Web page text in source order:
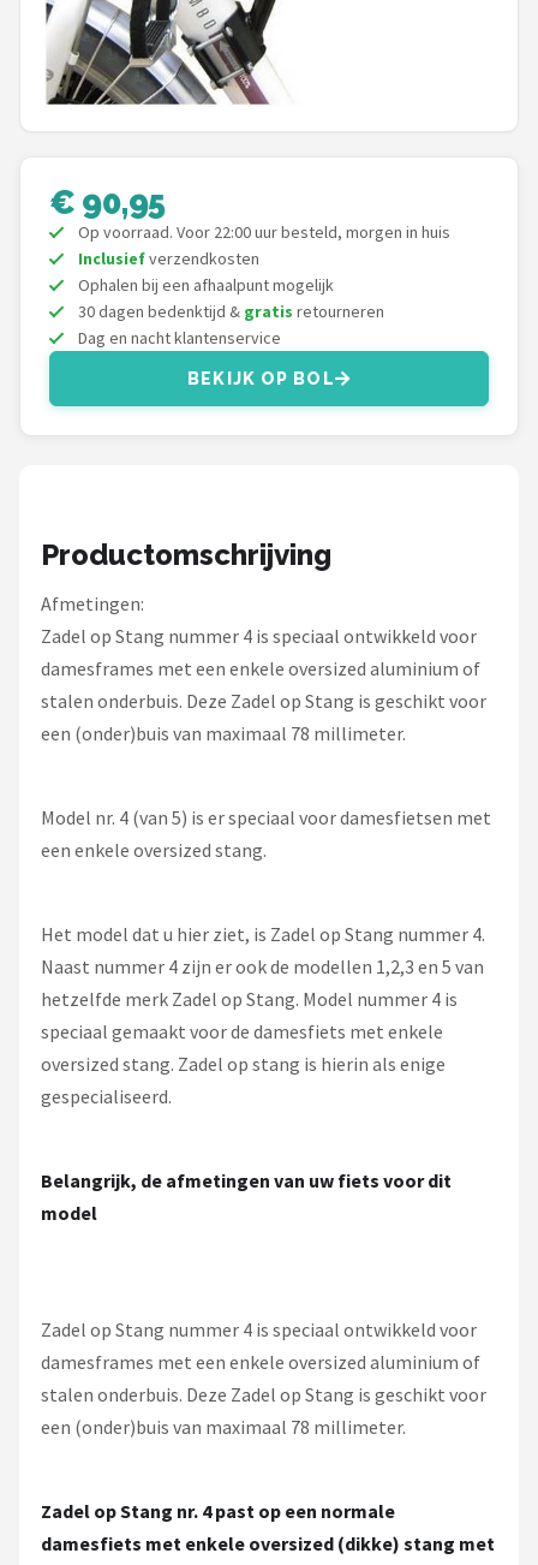
ABUS
AXA
New Looxs
BBB Cycling
Schwalbe
Voltano
€ 90,95
Op voorraad. Voor 22:00 uur besteld, morgen in huis
Inclusiefverzendkosten
Ophalen bij een afhaalpunt mogelijk
30 dagen bedenktijd & gratis retourneren
Dag en nacht klantenservice
BEKIJK OP BOL
Productomschrijving
Afmetingen:
Zadel op Stang nummer 4 is speciaal ontwikkeld voor
damesframes met een enkele oversized aluminium of
stalen onderbuis. Deze Zadel op Stang is geschikt voor
een (onder)buis van maximaal 78 millimeter.
Model nr. 4 (van 5) is er speciaal voor damesfietsen met
een enkele oversized stang.
Het model dat u hier ziet, is Zadel op Stang nummer 4.
Naast nummer 4 zijn er ook de modellen 1,2,3 en 5 van
hetzelfde merk Zadel op Stang. Model nummer 4 is
speciaal gemaakt voor de damesfiets met enkele
oversized stang. Zadel op stang is hierin als enige
gespecialiseerd.
Belangrijk, de afmetingen van uw fiets voor dit
model
Zadel op Stang nummer 4 is speciaal ontwikkeld voor
damesframes met een enkele oversized aluminium of
stalen onderbuis. Deze Zadel op Stang is geschikt voor
een (onder)buis van maximaal 78 millimeter.
Zadel op Stang nr. 4 past op een normale
damesfiets met enkele oversized (dikke) stang met